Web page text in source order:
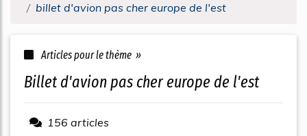
billet d'avion pas cher europe de l'est
Articles pour le thème »
billet d'avion pas cher europe de l'est
156 articles